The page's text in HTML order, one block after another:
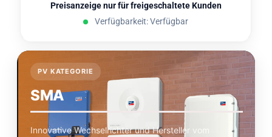
Preisanzeige nur für freigeschaltete Kunden
Verfügbarkeit: Verfügbar
PV KATEGORIE
SMA
Innovative Wechselrichter und Hersteller vom